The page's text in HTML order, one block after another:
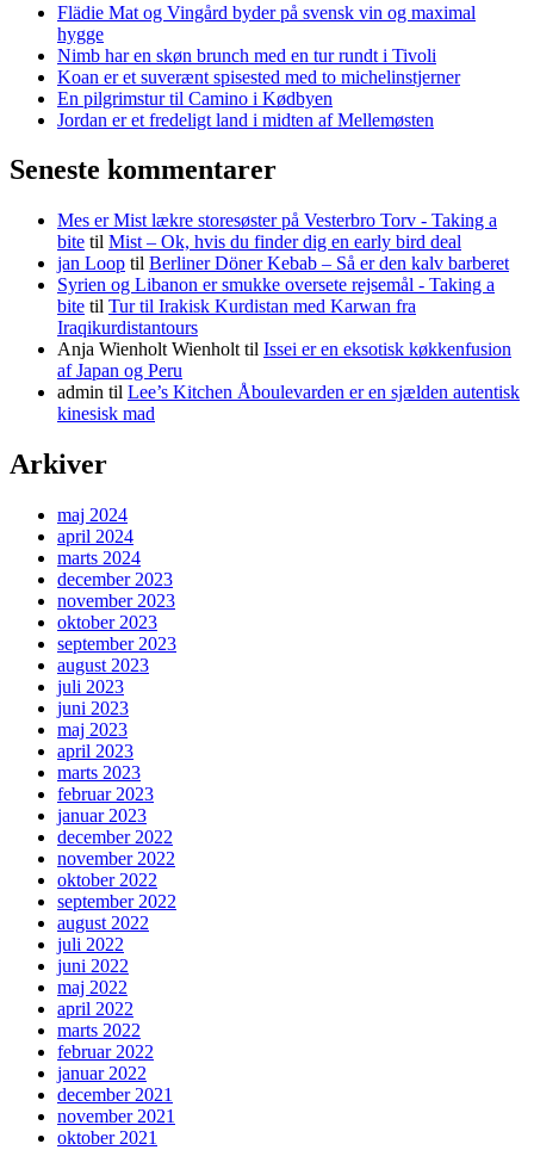
Flädie Mat og Vingård byder på svensk vin og maximal
hygge
Nimb har en skøn brunch med en tur rundt i Tivoli
Koan er et suverænt spisested med to michelinstjerner
En pilgrimstur til Camino i Kødbyen
Jordan er et fredeligt land i midten af Mellemøsten
Seneste kommentarer
Mes er Mist lækre storesøster på Vesterbro Torv - Taking a
bite til Mist – Ok, hvis du finder dig en early bird deal
jan Loop til Berliner Döner Kebab – Så er den kalv barberet
Syrien og Libanon er smukke oversete rejsemål - Taking a
bite til Tur til Irakisk Kurdistan med Karwan fra
Iraqikurdistantours
Anja Wienholt Wienholt til Issei er en eksotisk køkkenfusion
af Japan og Peru
admin til Lee’s Kitchen Åboulevarden er en sjælden autentisk
kinesisk mad
Arkiver
maj 2024
april 2024
marts 2024
december 2023
november 2023
oktober 2023
september 2023
august 2023
juli 2023
juni 2023
maj 2023
april 2023
marts 2023
februar 2023
januar 2023
december 2022
november 2022
oktober 2022
september 2022
august 2022
juli 2022
juni 2022
maj 2022
april 2022
marts 2022
februar 2022
januar 2022
december 2021
november 2021
oktober 2021